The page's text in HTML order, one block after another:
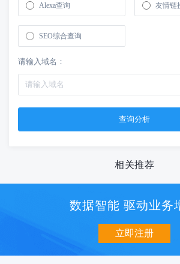
Alexa查询 友情链
SEO综合查询
请输入域名：
相关推荐
数据智能 驱动业务
立即注册